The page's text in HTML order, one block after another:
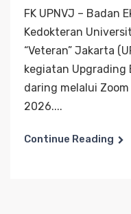
FK UPNVJ – Badan
Kedokteran
“Veteran” Jakarta
kegiatan Upgrading
daring melalui
2026....
Continue Reading